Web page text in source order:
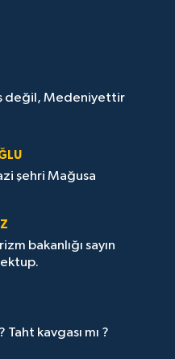
değil, Medeniyettir
şehri Mağusa
bakanlığı sayın
Taht kavgası mı ?